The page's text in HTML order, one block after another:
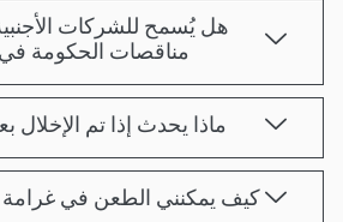
هل يُسمح للشركات
مناقصات الحكومة في
ماذا يحدث إذا تم
كيف يمكنني الطعن في